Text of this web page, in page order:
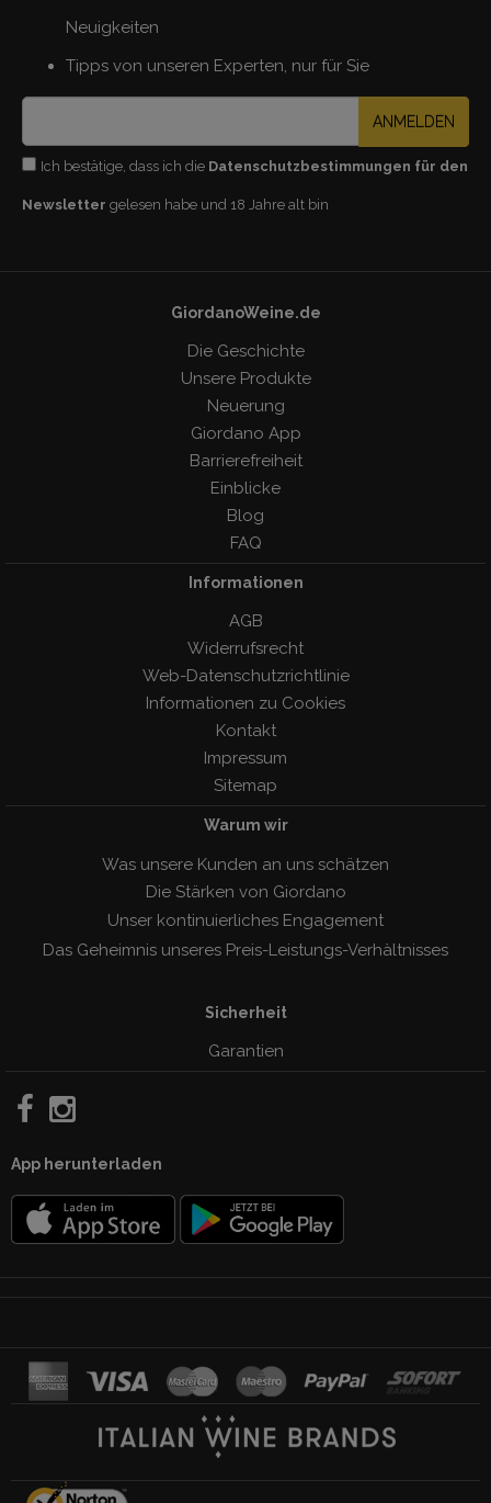
Neuigkeiten
Tipps von unseren Experten, nur für Sie
ANMELDEN
Ich bestätige, dass ich die Datenschutzbestimmungen für den
Newsletter gelesen habe und 18 Jahre alt bin
GiordanoWeine.de
Die Geschichte
Unsere Produkte
Neuerung
Giordano App
Barrierefreiheit
Einblicke
Blog
FAQ
Informationen
AGB
Widerrufsrecht
Web-Datenschutzrichtlinie
Informationen zu Cookies
Kontakt
Impressum
Sitemap
Warum wir
Was unsere Kunden an uns schätzen
Die Stärken von Giordano
Unser kontinuierliches Engagement
Das Geheimnis unseres Preis-Leistungs-Verhàltnisses
Sicherheit
Garantien
App herunterladen